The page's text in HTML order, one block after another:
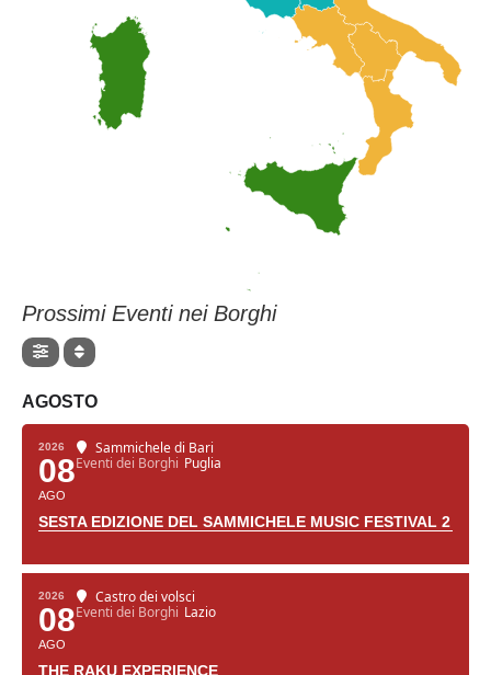
Prossimi Eventi nei Borghi
AGOSTO
2026
08
AGO
Sammichele di Bari
Eventi dei Borghi Puglia
SESTA EDIZIONE DEL SAMMICHELE MUSIC FESTIVAL 2
2026
08
AGO
Castro dei volsci
Eventi dei Borghi Lazio
THE RAKU EXPERIENCE